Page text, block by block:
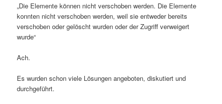
„Die Elemente können nicht verschoben werden. Die Elemente
konnten nicht verschoben werden, weil sie entweder bereits
verschoben oder gelöscht wurden oder der Zugriff verweigert
wurde“
Ach.
Es wurden schon viele Lösungen angeboten, diskutiert und
durchgeführt.